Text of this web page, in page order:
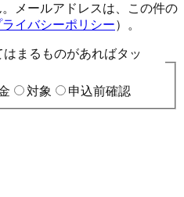
メールアドレスは、この件の
ライバシーポリシー）。
まるものがあればタッ
対象 申込前確認